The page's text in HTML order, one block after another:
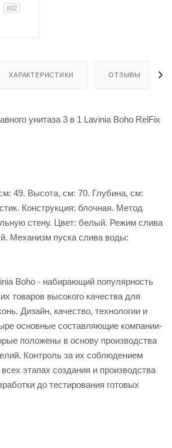
802
ХАРАКТЕРИСТИКИ ОТЗЫВЫ
унитаза 3 в 1 Lavinia Boho RelFix
49. Высота, см: 70. Глубина, см:
Конструкция: блочная. Метод
стену. Цвет: белый. Режим слива
Механизм пуска слива воды:
Boho - набирающий популярность
товаров высокого качества для
Дизайн, качество, технологии и
основные составляющие компании-
положены в основу производства
Контроль за их соблюдением
этапах создания и производства
до тестирования готовых